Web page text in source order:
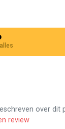
over dit
review